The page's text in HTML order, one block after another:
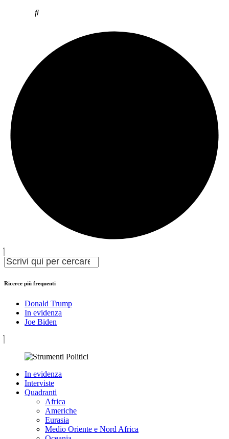
Ricerce più frequenti
Donald Trump
In evidenza
Joe Biden
In evidenza
Interviste
Quadranti
Africa
Americhe
Eurasia
Medio Oriente e Nord Africa